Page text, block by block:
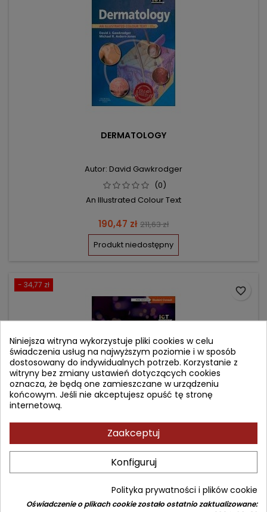
DERMATOLOGY
Autor: David Gawkrodger
(0)
An Illustrated Colour Text
Cena
190,47 zł Cena
podstawowa
211,63 zł
Produkt niedostępny
- 34,77 zł
DERMATOLOGY
(0)
An Illustrated Colour Text
favorite_border
Niniejsza witryna wykorzystuje pliki cookies w celu
świadczenia usług na najwyższym poziomie i w sposób
dostosowany do indywidualnych potrzeb. Korzystanie z
witryny bez zmiany ustawień dotyczących cookies
oznacza, że będą one zamieszczane w urządzeniu
końcowym. Jeśli nie akceptujesz opuść tę stronę
internetową.
Zaakceptuj
Konfiguruj
Polityka prywatności i plików cookie
Oświadczenie o plikach cookie zostało ostatnio zaktualizowane: